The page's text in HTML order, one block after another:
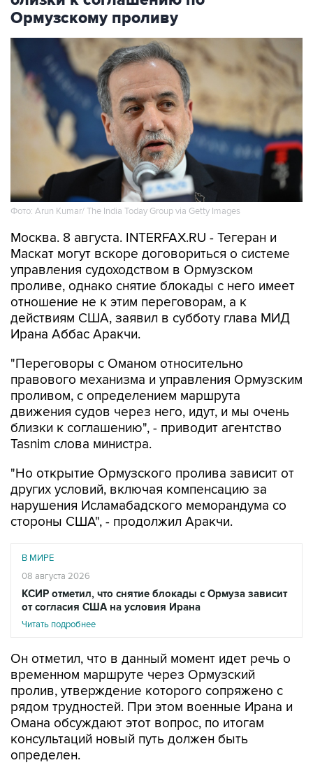
Фото: Arun Kumar/ The India Today Group via Getty Images
Москва. 8 августа. INTERFAX.RU - Тегеран и
управления судоходством в Ормузском
проливе, однако снятие блокады с него имеет
отношение не к этим переговорам, а к
действиям США, заявил в субботу глава МИД
Ирана Аббас Аракчи.
"Переговоры с Оманом относительно
проливом, с определением маршрута
движения судов через него, идут, и мы очень
близки к соглашению", - приводит агентство
Tasnim слова министра.
"Но открытие Ормузского пролива зависит от
нарушения Исламабадского меморандума со
стороны США", - продолжил Аракчи.
В МИРЕ
КСИР отметил, что снятие блокады с Ормуза зависит
от согласия США на условия Ирана
Читать подробнее
Он отметил, что в данный момент идет речь о
пролив, утверждение которого сопряжено с
рядом трудностей. При этом военные Ирана и
Омана обсуждают этот вопрос, по итогам
консультаций новый путь должен быть
определен.
Между тем, CNN сообщает со ссылкой на